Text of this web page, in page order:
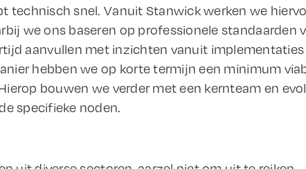
technisch snel. Vanuit Stanwick werken we
we ons baseren op professionele standaarden
aanvullen met inzichten vanuit
hebben we op korte termijn een minimum
bouwen we verder met een kernteam en
specifieke noden.